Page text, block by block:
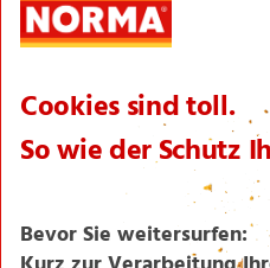
Logistik
Filialnetz
Karriere
Verantwortung/CSR
NORMA News